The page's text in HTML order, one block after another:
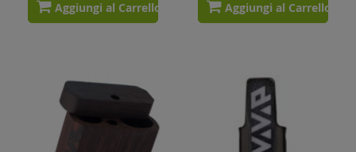
Aggiungi al Carrello
Aggiungi al Carrello